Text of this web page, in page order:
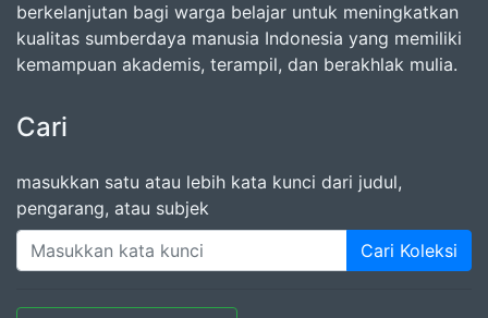
berkelanjutan bagi warga belajar untuk meningkatkan
kualitas sumberdaya manusia Indonesia yang memiliki
kemampuan akademis, terampil, dan berakhlak mulia.
Cari
masukkan satu atau lebih kata kunci dari judul,
pengarang, atau subjek
Cari Koleksi